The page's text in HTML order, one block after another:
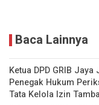
Baca Lainnya
Ketua DPD GRIB
Penegak Hukum
Tata Kelola Izin